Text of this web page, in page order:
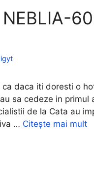
daca iti doresti o
sa cedeze in
de la Cata au
… Citește mai mult